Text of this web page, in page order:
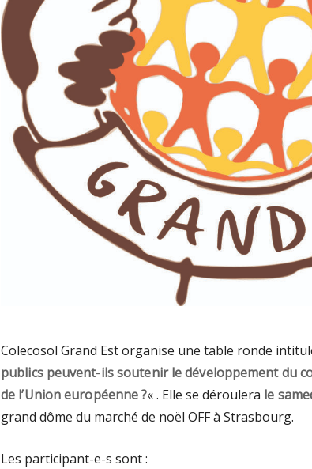
Colecosol Grand Est organise une table ronde
publics peuvent-ils soutenir le développement du
de l’Union européenne ?« . Elle se déroulera le
grand dôme du marché de noël OFF à Strasbourg.
Les participant-e-s sont :